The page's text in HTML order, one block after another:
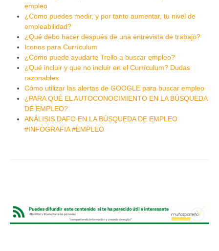
empleo
¿Como puedes medir, y por tanto aumentar, tu nivel de
empleabilidad?
¿Qué debo hacer después de una entrevista de trabajo?
Iconos para Currículum
¿Cómo puede ayudarte Trello a buscar empleo?
¿Qué incluir y que no incluir en el Currículum? Dudas
razonables
Cómo utilizar las alertas de GOOGLE para buscar empleo
¿PARA QUÉ EL AUTOCONOCIMIENTO EN LA BÚSQUEDA
DE EMPLEO?
ANÁLISIS DAFO EN LA BÚSQUEDA DE EMPLEO
#INFOGRAFIA #EMPLEO